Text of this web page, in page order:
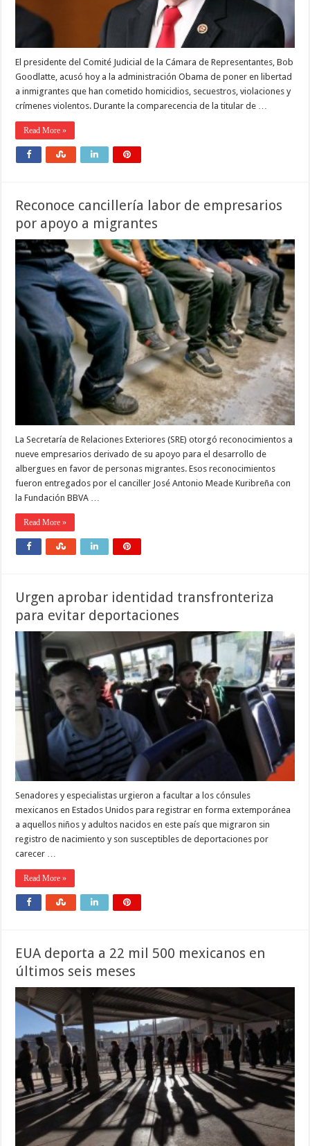
El presidente del Comité Judicial de la Cámara de Representantes, Bob
Goodlatte, acusó hoy a la administración Obama de poner en libertad
a inmigrantes que han cometido homicidios, secuestros, violaciones y
crímenes violentos. Durante la comparecencia de la titular de …
Read More »
Reconoce cancillería labor de empresarios
por apoyo a migrantes
La Secretaría de Relaciones Exteriores (SRE) otorgó reconocimientos a
nueve empresarios derivado de su apoyo para el desarrollo de
albergues en favor de personas migrantes. Esos reconocimientos
fueron entregados por el canciller José Antonio Meade Kuribreña con
la Fundación BBVA …
Read More »
Urgen aprobar identidad transfronteriza
para evitar deportaciones
Senadores y especialistas urgieron a facultar a los cónsules
mexicanos en Estados Unidos para registrar en forma extemporánea
a aquellos niños y adultos nacidos en este país que migraron sin
registro de nacimiento y son susceptibles de deportaciones por
carecer …
Read More »
EUA deporta a 22 mil 500 mexicanos en
últimos seis meses